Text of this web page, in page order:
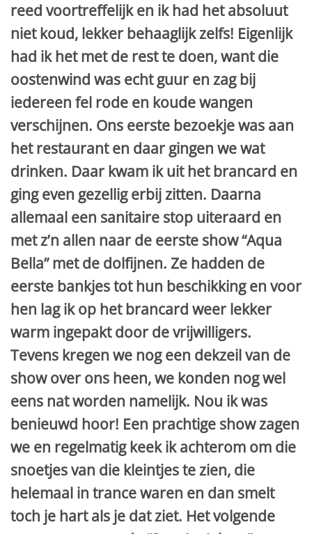
reed voortreffelijk en ik had het absoluut
niet koud, lekker behaaglijk zelfs! Eigenlijk
had ik het met de rest te doen, want die
oostenwind was echt guur en zag bij
iedereen fel rode en koude wangen
verschijnen. Ons eerste bezoekje was aan
het restaurant en daar gingen we wat
drinken. Daar kwam ik uit het brancard en
ging even gezellig erbij zitten. Daarna
allemaal een sanitaire stop uiteraard en
met z’n allen naar de eerste show “Aqua
Bella” met de dolfijnen. Ze hadden de
eerste bankjes tot hun beschikking en voor
hen lag ik op het brancard weer lekker
warm ingepakt door de vrijwilligers.
Tevens kregen we nog een dekzeil van de
show over ons heen, we konden nog wel
eens nat worden namelijk. Nou ik was
benieuwd hoor! Een prachtige show zagen
we en regelmatig keek ik achterom om die
snoetjes van die kleintjes te zien, die
helemaal in trance waren en dan smelt
toch je hart als je dat ziet. Het volgende